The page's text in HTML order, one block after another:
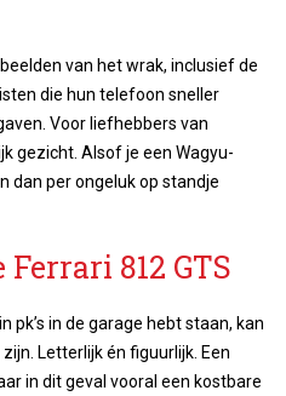
van het wrak, inclusief de
die hun telefoon sneller
Voor liefhebbers van
gezicht. Alsof je een Wagyu-
dan per ongeluk op standje
812 GTS
pk’s in de garage hebt staan, kan
Letterlijk én figuurlijk. Een
in dit geval vooral een kostbare